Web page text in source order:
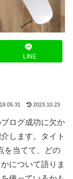
LINE
2023.10.23
ログ成功に欠か
します。タイト
を当てて、どの
について語りま